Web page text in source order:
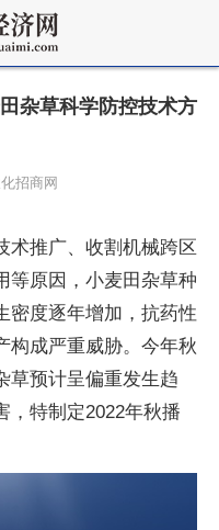
杂草科学防控技术方
招商网
术推广、收割机械跨区
等原因，小麦田杂草种
密度逐年增加，抗药性
构成严重威胁。今年秋
草预计呈偏重发生趋
，特制定2022年秋播